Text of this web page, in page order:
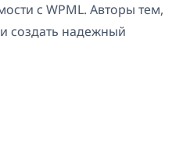
с WPML. Авторы тем,
создать надежный